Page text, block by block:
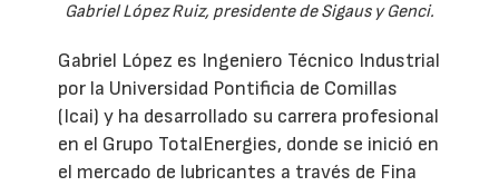
Gabriel López Ruiz, presidente de Sigaus y Genci.
Gabriel López es Ingeniero Técnico Industrial
por la Universidad Pontificia de Comillas
(Icai) y ha desarrollado su carrera profesional
en el Grupo TotalEnergies, donde se inició en
el mercado de lubricantes a través de Fina